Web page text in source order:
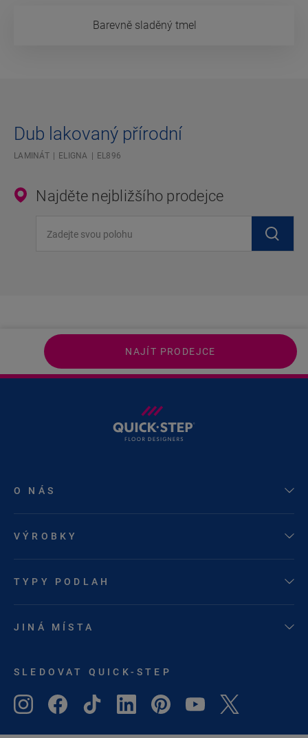
Barevně sladěný tmel
Dub lakovaný přírodní
LAMINÁT ELIGNA EL896
Najděte nejbližšího prodejce
NAJÍT PRODEJCE
O NÁS
VÝROBKY
TYPY PODLAH
JINÁ MÍSTA
SLEDOVAT QUICK-STEP